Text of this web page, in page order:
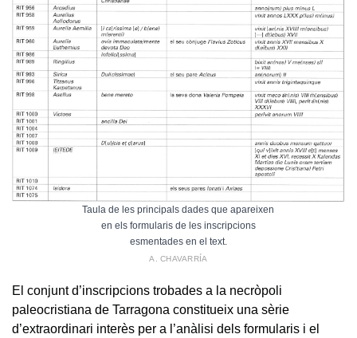
Taula de les principals dades que apareixen
en els formularis de les inscripcions
esmentades en el text.
A. CHAVARRÍA
El conjunt d’inscripcions trobades a la necròpoli
paleocristiana de Tarragona constitueix una sèrie
d’extraordinari interès per a l’anàlisi dels formularis i el